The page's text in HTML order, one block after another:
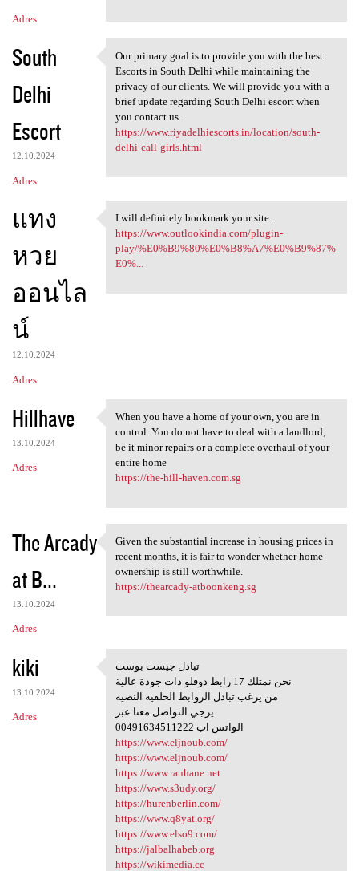
Adres
South
Delhi
Escort
12.10.2024
Adres
Our primary goal is to
Our primary goal is to provide you with the best
Escorts in South Delhi while maintaining the
privacy of our clients. We will provide you with a
brief update regarding South Delhi escort when
you contact us.
https://www.riyadelhiescorts.in/location/south-
delhi-call-girls.html
แทง
หวย
ออนไล
น์
12.10.2024
Adres
I will definitely bookmark
I will definitely bookmark your site.
https://www.outlookindia.com/plugin-
play/%E0%B9%80%E0%B8%A7%E0%B9%87%
E0%...
Hillhave
13.10.2024
Adres
When you have a home of your
When you have a home of your own, you are in
control. You do not have to deal with a landlord;
be it minor repairs or a complete overhaul of your
entire home
https://the-hill-haven.com.sg
The Arcady
at B...
13.10.2024
Adres
Given the substantial
Given the substantial increase in housing prices in
recent months, it is fair to wonder whether home
ownership is still worthwhile.
https://thearcady-atboonkeng.sg
kiki
13.10.2024
Adres
تبادل جيست بوست
تبادل جيست بوست
نحن نمتلك 17 رابط دوفلو ذات جودة عالية
من يرغب تبادل الروابط الخلفية النصية
يرجي التواصل معنا عبر
00491634511222 الواتس اب
https://www.eljnoub.com/
https://www.eljnoub.com/
https://www.rauhane.net
https://www.s3udy.org/
https://hurenberlin.com/
https://www.q8yat.org/
https://www.elso9.com/
https://jalbalhabeb.org
https://wikimedia.cc